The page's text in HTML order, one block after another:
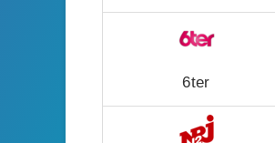
6ter